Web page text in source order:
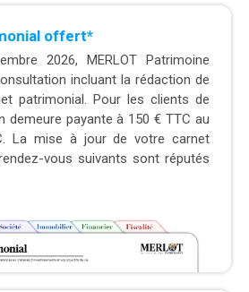
offert*
2026, MERLOT Patrimoine
incluant la rédaction de
patrimonial. Pour les clients de
demeure payante à 150 € TTC au
La mise à jour de votre carnet
vous suivants sont réputés